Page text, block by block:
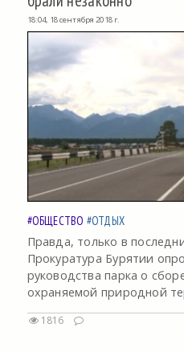
18:04, 18 сентября 2018 г.
#ОБЩЕСТВО #ОТДЫХ
Правда, только в
Прокуратура Бурятии
руководства парка о
охраняемой природной
1816